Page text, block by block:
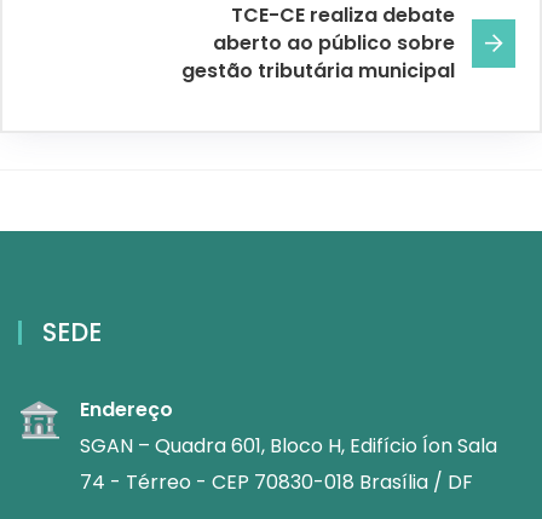
TCE-CE realiza debate
aberto ao público sobre
gestão tributária municipal
SEDE
Endereço
SGAN – Quadra 601, Bloco H, Edifício Íon Sala
74 - Térreo - CEP 70830-018 Brasília / DF